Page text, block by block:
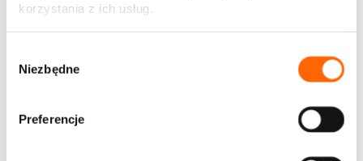
korzystania z ich usług.
zgody
Niezbędne
Preferencje